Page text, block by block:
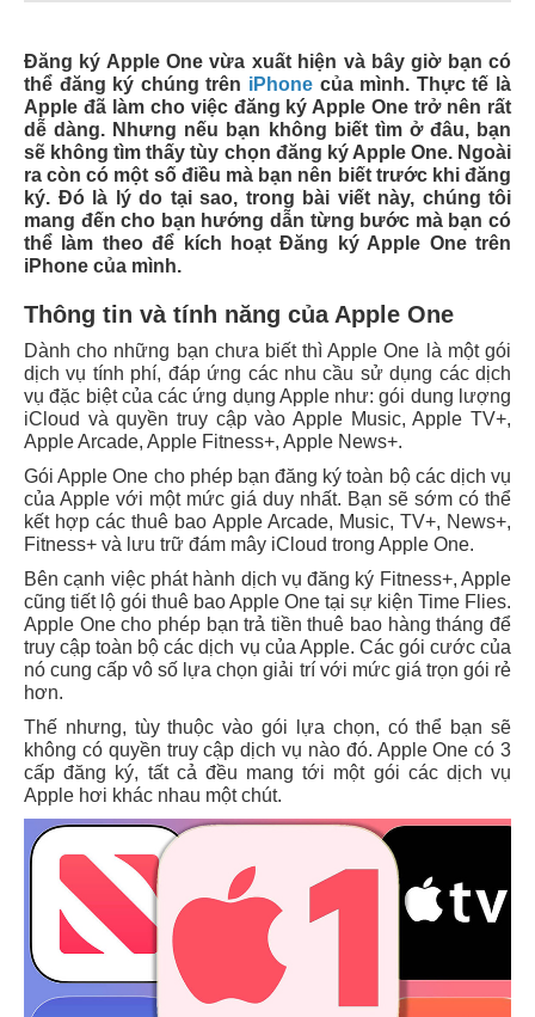
Đăng ký Apple One vừa xuất hiện và bây giờ bạn có
thể đăng ký chúng trên iPhone của mình. Thực tế là
Apple đã làm cho việc đăng ký Apple One trở nên rất
dễ dàng. Nhưng nếu bạn không biết tìm ở đâu, bạn
sẽ không tìm thấy tùy chọn đăng ký Apple One. Ngoài
ra còn có một số điều mà bạn nên biết trước khi đăng
ký. Đó là lý do tại sao, trong bài viết này, chúng tôi
mang đến cho bạn hướng dẫn từng bước mà bạn có
thể làm theo để kích hoạt Đăng ký Apple One trên
iPhone của mình.
Thông tin và tính năng của Apple One
Dành cho những bạn chưa biết thì Apple One là một gói
dịch vụ tính phí, đáp ứng các nhu cầu sử dụng các dịch
vụ đặc biệt của các ứng dụng Apple như: gói dung lượng
iCloud và quyền truy cập vào Apple Music, Apple TV+,
Apple Arcade, Apple Fitness+, Apple News+.
Gói Apple One cho phép bạn đăng ký toàn bộ các dịch vụ
của Apple với một mức giá duy nhất. Bạn sẽ sớm có thể
kết hợp các thuê bao Apple Arcade, Music, TV+, News+,
Fitness+ và lưu trữ đám mây iCloud trong Apple One.
Bên cạnh việc phát hành dịch vụ đăng ký Fitness+, Apple
cũng tiết lộ gói thuê bao Apple One tại sự kiện Time Flies.
Apple One cho phép bạn trả tiền thuê bao hàng tháng để
truy cập toàn bộ các dịch vụ của Apple. Các gói cước của
nó cung cấp vô số lựa chọn giải trí với mức giá trọn gói rẻ
hơn.
Thế nhưng, tùy thuộc vào gói lựa chọn, có thể bạn sẽ
không có quyền truy cập dịch vụ nào đó. Apple One có 3
cấp đăng ký, tất cả đều mang tới một gói các dịch vụ
Apple hơi khác nhau một chút.